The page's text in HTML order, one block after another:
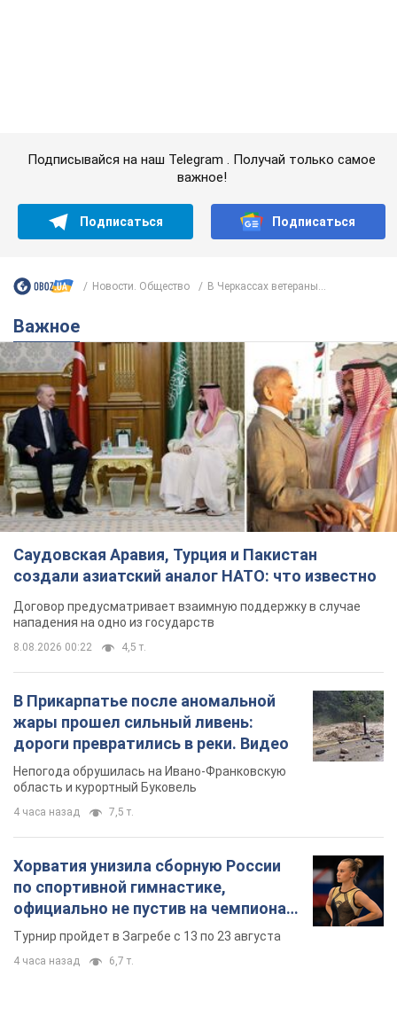
Подписывайся на наш Telegram . Получай только самое
важное!
Подписаться Подписаться
Новости. Общество В Черкассах ветераны...
Важное
Саудовская Аравия, Турция и Пакистан
создали азиатский аналог НАТО: что известно
Договор предусматривает взаимную поддержку в случае
нападения на одно из государств
8.08.2026 00:22 4,5 т.
В Прикарпатье после аномальной
жары прошел сильный ливень:
дороги превратились в реки. Видео
Непогода обрушилась на Ивано-Франковскую
область и курортный Буковель
4 часа назад 7,5 т.
Хорватия унизила сборную России
по спортивной гимнастике,
официально не пустив на чемпионат
Европы основных спортсменов
Турнир пройдет в Загребе с 13 по 23 августа
4 часа назад 6,7 т.